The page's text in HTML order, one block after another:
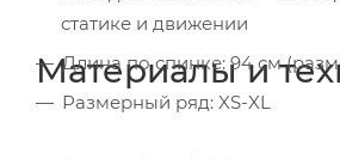
статике и движении
Длина по спинке: 94 см
Размерный ряд: XS-XL
Материалы и